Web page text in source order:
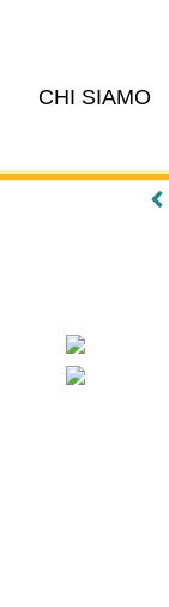
CHI SIAMO